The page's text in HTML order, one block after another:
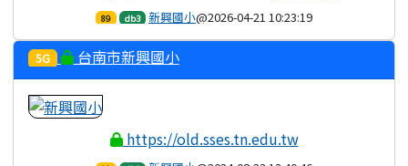
89 db3 新興國小@2026-04-21 10:23:19
5G 台南市新興國小
https://old.sses.tn.edu.tw